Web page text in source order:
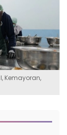
Kemayoran,